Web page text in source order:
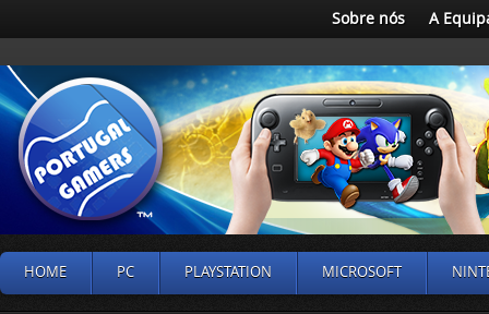
Sobre nós A
HOME PC PLAYSTATION MICROSOFT